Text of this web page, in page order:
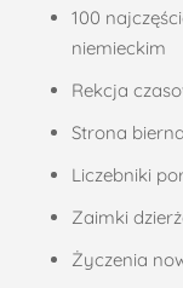
100
niemieckim
Rekcja
Strona
Liczebniki
Zaimki
Życzenia